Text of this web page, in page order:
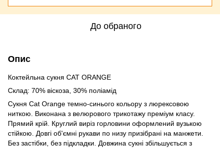
До обраного
Опис
Коктейльна сукня CAT ORANGE
Склад: 70% віскоза, 30% поліамід
Сукня Cat Orange темно-синього кольору з люрексовою
ниткою. Виконана з велюрового трикотажу преміум класу.
Прямий крій. Круглий виріз горловини оформлений вузькою
стійкою. Довгі об'ємні рукави по низу призібрані на манжети.
Без застібки, без підкладки. Довжина сукні збільшується з